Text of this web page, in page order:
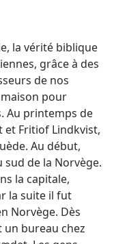
la vérité biblique
grâce à des
de nos
pour
Au printemps de
et Fritiof Lindkvist,
Au début,
sud de la Norvège.
la capitale,
la suite il fut
Norvège. Dès
un bureau chez